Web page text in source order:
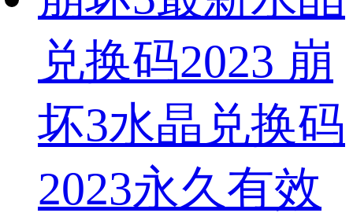
兑换码2023 崩
坏3水晶兑换码
2023永久有效